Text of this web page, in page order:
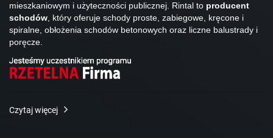
mieszkaniowym i użyteczności publicznej. Rintal to producent
schodów, który oferuje schody proste, zabiegowe, kręcone i
spiralne, obłożenia schodów betonowych oraz liczne balustrady i
poręcze.
Czytaj więcej